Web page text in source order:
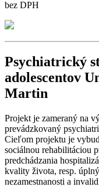
bez DPH
Psychiatrický
adolescentov
Martin
Projekt je zameraný na
prevádzkovaný
Cieľom projektu je
sociálnou rehabilitáciou
predchádzania
kvality života, resp.
nezamestnanosti a